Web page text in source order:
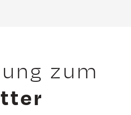
zum